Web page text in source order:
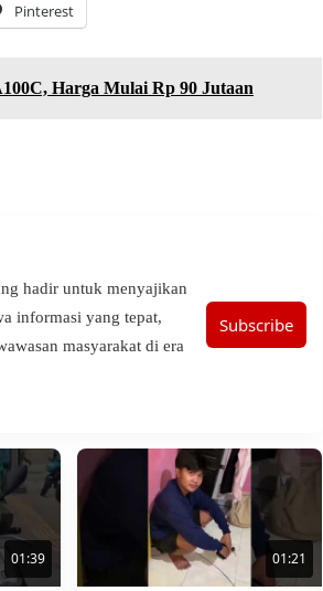
Pinterest
Harga Mulai Rp 90 Jutaan
hadir untuk menyajikan
informasi yang tepat,
masyarakat di era
Subscribe
01:39 01:21